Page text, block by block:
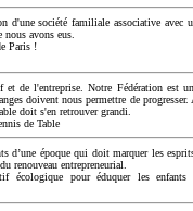
d'une société familiale associative avec
avons eus.
Paris !
de l'entreprise. Notre Fédération est
doivent nous permettre de progresser.
doit s'en retrouver grandi.
de Table
d’une époque qui doit marquer les
renouveau entrepreneurial.
écologique pour éduquer les enfants